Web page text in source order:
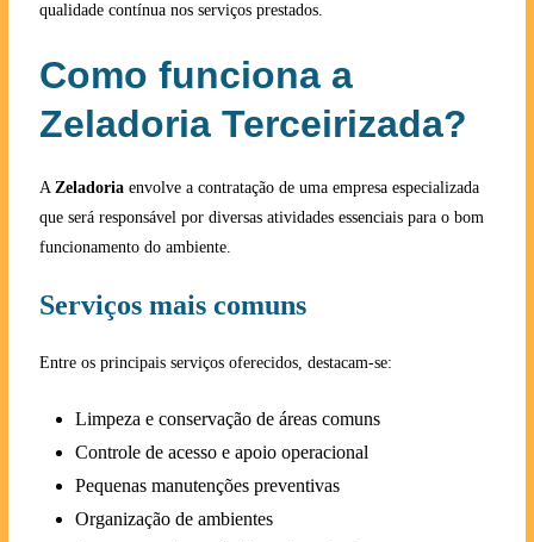
qualidade contínua nos serviços prestados.
Como funciona a
Zeladoria Terceirizada?
A Zeladoria envolve a contratação de uma empresa especializada
que será responsável por diversas atividades essenciais para o bom
funcionamento do ambiente.
Serviços mais comuns
Entre os principais serviços oferecidos, destacam-se:
Limpeza e conservação de áreas comuns
Controle de acesso e apoio operacional
Pequenas manutenções preventivas
Organização de ambientes